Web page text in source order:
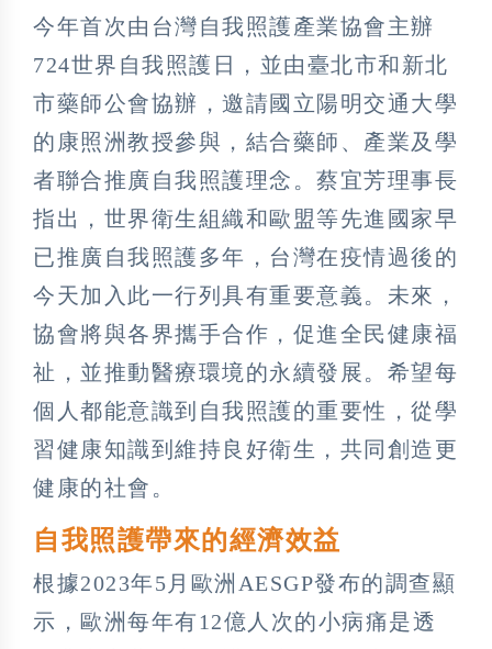
今年首次由台灣自我照護產業協會主辦
724世界自我照護日，並由臺北市和新北
市藥師公會協辦，邀請國立陽明交通大學
的康照洲教授參與，結合藥師、產業及學
者聯合推廣自我照護理念。蔡宜芳理事長
指出，世界衛生組織和歐盟等先進國家早
已推廣自我照護多年，台灣在疫情過後的
今天加入此一行列具有重要意義。未來，
協會將與各界攜手合作，促進全民健康福
祉，並推動醫療環境的永續發展。希望每
個人都能意識到自我照護的重要性，從學
習健康知識到維持良好衛生，共同創造更
健康的社會。
自我照護帶來的經濟效益
根據2023年5月歐洲AESGP發布的調查顯
示，歐洲每年有12億人次的小病痛是透